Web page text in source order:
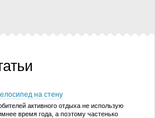
на стену
активного отдыха не использую
время года, а поэтому частенько